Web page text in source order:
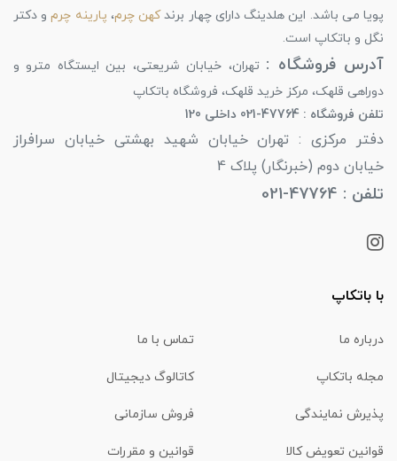
پویا می باشد. این هلدینگ دارای چهار برندکهن چرم، پارینه چرمو دکتر
نگل و باتکاپ است.
آدرس فروشگاه : تهران، خیابان شریعتی، بین ایستگاه مترو و
دوراهی قلهک، مرکز خرید قلهک، فروشگاه باتکاپ
تلفن فروشگاه : 47764-021 داخلی 120
دفتر مرکزی : تهران خیابان شهید بهشتی خیابان سرافراز
خیابان دوم (خبرنگار) پلاک 4
تلفن : 47764-021
با باتکاپ
درباره ما تماس با ما
مجله باتکاپ کاتالوگ دیجیتال
پذیرش نمایندگی فروش سازمانی
قوانین تعویض کالا قوانین و مقررات